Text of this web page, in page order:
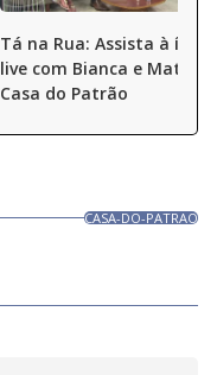
Tá na Rua: Assista à
live com Bianca e
Casa do Patrão
CASA-DO-PATRAO